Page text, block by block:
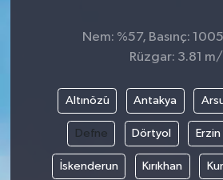
Nem: %57, Basınç:
Rüzgar: 3.81
Altınözü Antakya
Defne Dörtyol Erzin
İskenderun Kırıkhan